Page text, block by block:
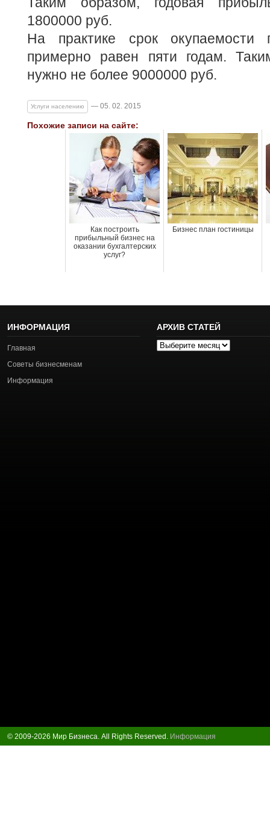
1800000 руб.
На практике срок окупаемости
примерно равен пяти годам.
нужно не более 9000000 руб.
Услуги населению — 05. 02. 2015
Похожие записи на сайте:
Как построить
прибыльный бизнес на
оказании бухгалтерских
услуг?
Бизнес план гостиницы
ИНФОРМАЦИЯ
Главная
Советы бизнесменам
Информация
АРХИВ СТАТЕЙ
Архив
© 2009-2026 Мир Бизнеса. All Rights Reserved. Информация